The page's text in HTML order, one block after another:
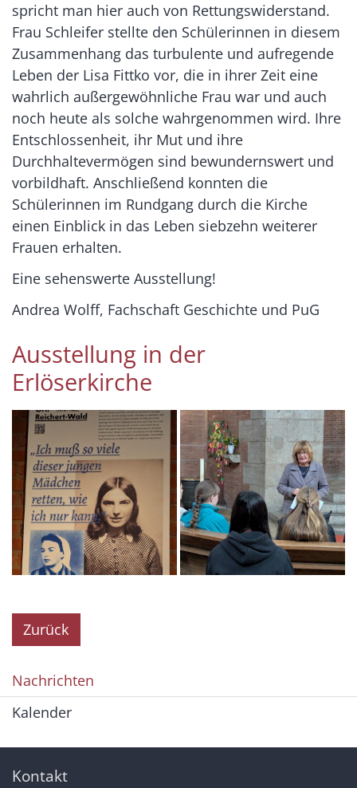
spricht man hier auch von Rettungswiderstand.
Frau Schleifer stellte den Schülerinnen in diesem
Zusammenhang das turbulente und aufregende
Leben der Lisa Fittko vor, die in ihrer Zeit eine
wahrlich außergewöhnliche Frau war und auch
noch heute als solche wahrgenommen wird. Ihre
Entschlossenheit, ihr Mut und ihre
Durchhaltevermögen sind bewundernswert und
vorbildhaft. Anschließend konnten die
Schülerinnen im Rundgang durch die Kirche
einen Einblick in das Leben siebzehn weiterer
Frauen erhalten.
Eine sehenswerte Ausstellung!
Andrea Wolff, Fachschaft Geschichte und PuG
Ausstellung in der
Erlöserkirche
Zurück
Nachrichten
Kalender
Kontakt